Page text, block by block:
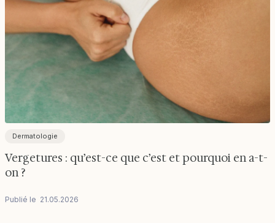
Dermatologie
Vergetures : qu’est-ce que c’est et pourquoi en a-t-
on ?
Publié le 21.05.2026